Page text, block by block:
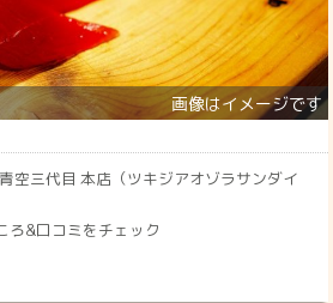
空三代目 本店（ツキジアオゾラサンダイ
ろ&口コミをチェック